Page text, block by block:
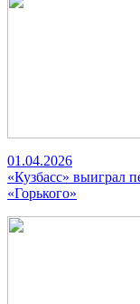
01.04.2026
«Кузбасс» выиграл
«Горького»